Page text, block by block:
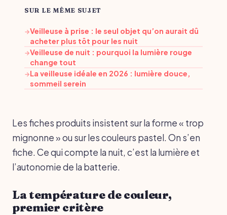
SUR LE MÊME SUJET
→Veilleuse à prise : le seul objet qu’on aurait dû
acheter plus tôt pour les nuit
→Veilleuse de nuit : pourquoi la lumière rouge
change tout
→La veilleuse idéale en 2026 : lumière douce,
sommeil serein
Les fiches produits insistent sur la forme « trop
mignonne » ou sur les couleurs pastel. On s’en
fiche. Ce qui compte la nuit, c’est la lumière et
l’autonomie de la batterie.
La température de couleur,
premier critère